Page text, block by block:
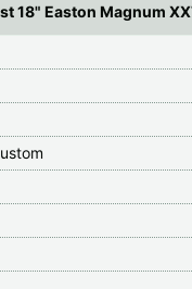
18" Easton Magnum